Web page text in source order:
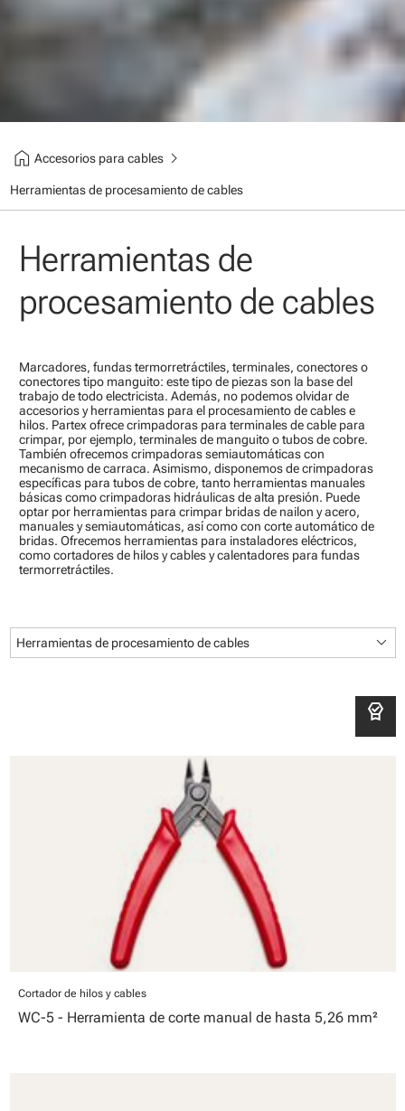
home Accesorios para cableschevron_right
Herramientas de procesamiento de cables
Herramientas de
procesamiento de cables
Marcadores, fundas termorretráctiles, terminales, conectores o
conectores tipo manguito: este tipo de piezas son la base del
trabajo de todo electricista. Además, no podemos olvidar de
accesorios y herramientas para el procesamiento de cables e
hilos. Partex ofrece crimpadoras para terminales de cable para
crimpar, por ejemplo, terminales de manguito o tubos de cobre.
También ofrecemos crimpadoras semiautomáticas con
mecanismo de carraca. Asimismo, disponemos de crimpadoras
específicas para tubos de cobre, tanto herramientas manuales
básicas como crimpadoras hidráulicas de alta presión. Puede
optar por herramientas para crimpar bridas de nailon y acero,
manuales y semiautomáticas, así como con corte automático de
bridas. Ofrecemos herramientas para instaladores eléctricos,
como cortadores de hilos y cables y calentadores para fundas
termorretráctiles.
Herramientas de procesamiento de cables keyboard_arrow_down
editor_choice
Cortador de hilos y cables
WC-5 - Herramienta de corte manual de hasta 5,26 mm²